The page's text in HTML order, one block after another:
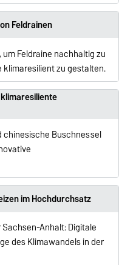
Feldrainen
Feldraine nachhaltig zu
zu gestalten.
chinesische Buschnessel
im Hochdurchsatz
Anhalt: Digitale
des Klimawandels in der